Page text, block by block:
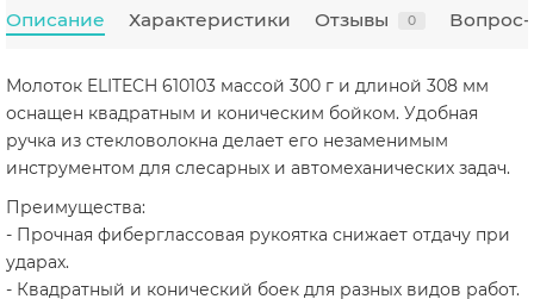
Описание Характеристики Отзывы 0 Вопрос-
Молоток ELITECH 610103 массой 300 г и длиной 308 мм
оснащен квадратным и коническим бойком. Удобная
ручка из стекловолокна делает его незаменимым
инструментом для слесарных и автомеханических задач.
Преимущества:
- Прочная фиберглассовая рукоятка снижает отдачу при
ударах.
- Квадратный и конический боек для разных видов работ.